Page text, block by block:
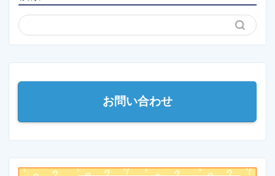
お問い合わせ